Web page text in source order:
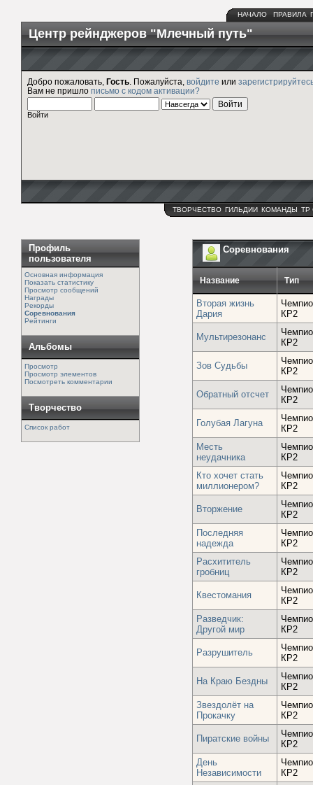
НАЧАЛО ПРАВИЛА
Центр рейнджеров "Млечный путь"
Добро пожаловать, Гость . Пожалуйста, войдите или
Вам не пришло письмо с кодом активации?
Войти
ТВОРЧЕСТВО ГИЛЬДИИ КОМАНДЫ ТР
Профиль
пользователя
Основная информация
Показать статистику
Просмотр сообщений
Награды
Рекорды
Соревнования
Рейтинги
Альбомы
Просмотр
Просмотр элементов
Посмотреть комментарии
Творчество
Список работ
Соревнования
Название Тип
Вторая жизнь
Дария
КР2
Мультирезонанс
КР2
Зов Судьбы
КР2
Обратный отсчет
КР2
Голубая Лагуна
КР2
Месть
неудачника
КР2
Кто хочет стать
миллионером?
КР2
Вторжение
КР2
Последняя
надежда
КР2
Расхититель
гробниц
КР2
Квестомания
КР2
Разведчик:
Другой мир
КР2
Разрушитель
КР2
На Краю Бездны
КР2
Звездолёт на
Прокачку
КР2
Пиратские войны
КР2
День
Независимости
КР2